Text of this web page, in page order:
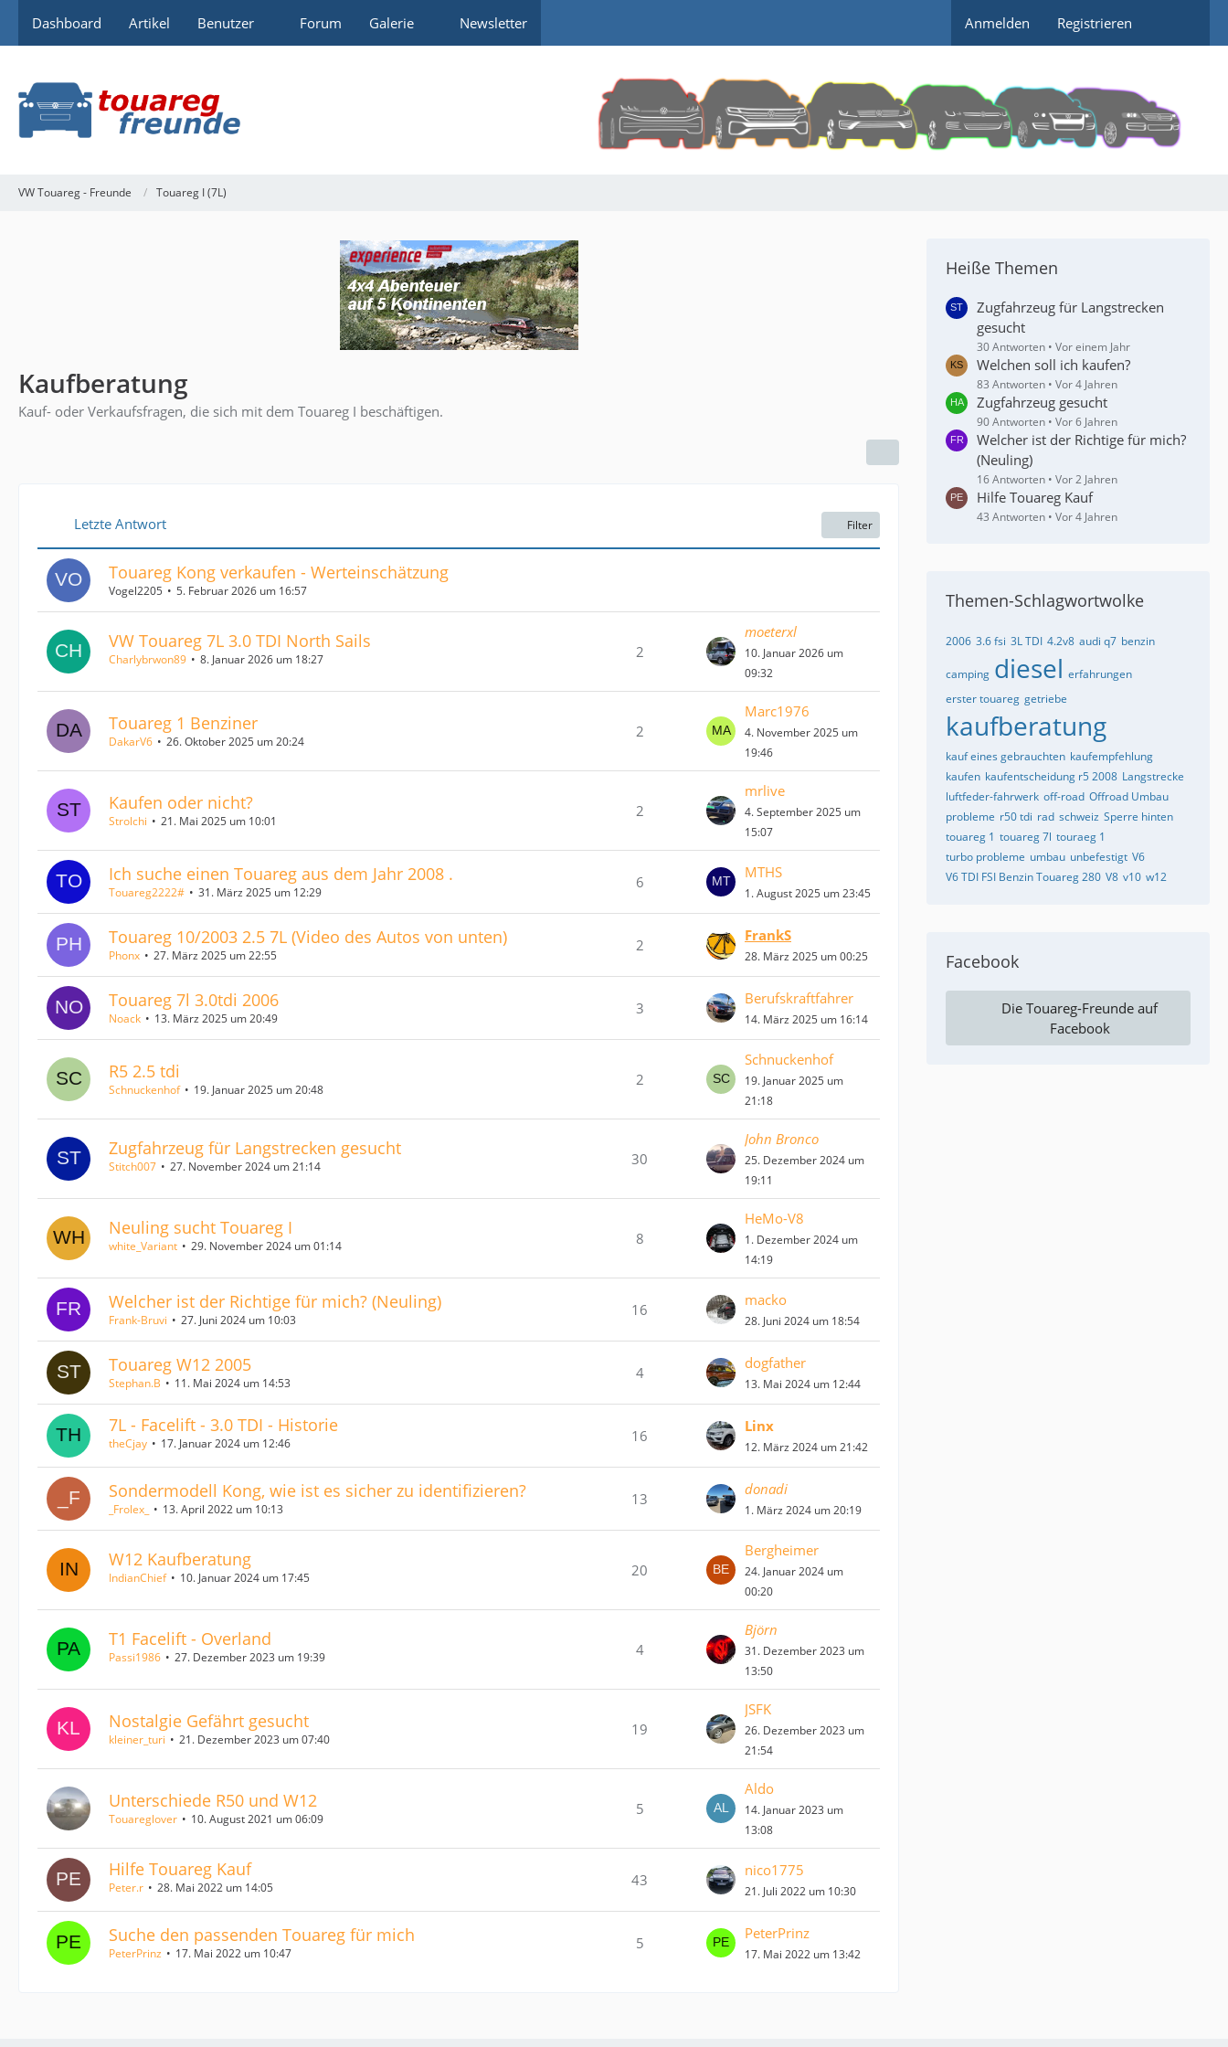
Dashboard Artikel Benutzer Forum Galerie Newsletter Anmelden Registrieren
VW Touareg - Freunde Touareg I (7L)
Kaufberatung
Kauf- oder Verkaufsfragen, die sich mit dem Touareg I beschäftigen.
Letzte Antwort Filter
Touareg Kong verkaufen - Werteinschätzung
Vogel2205 5. Februar 2026 um 16:57
VW Touareg 7L 3.0 TDI North Sails
Charlybrwon89 8. Januar 2026 um 18:27 2
moeterxl
10. Januar 2026 um
09:32
Touareg 1 Benziner
DakarV6 26. Oktober 2025 um 20:24
2
Marc1976
4. November 2025 um
19:46
Kaufen oder nicht?
Strolchi 21. Mai 2025 um 10:01
2
mrlive
4. September 2025 um
15:07
Ich suche einen Touareg aus dem Jahr 2008 .
Touareg2222# 31. März 2025 um 12:29
6
MTHS
1. August 2025 um 23:45
Touareg 10/2003 2.5 7L (Video des Autos von unten)
Phonx 27. März 2025 um 22:55
2
FrankS
28. März 2025 um 00:25
Touareg 7l 3.0tdi 2006
Noack 13. März 2025 um 20:49
3
Berufskraftfahrer
14. März 2025 um 16:14
R5 2.5 tdi
Schnuckenhof 19. Januar 2025 um 20:48
2
Schnuckenhof
19. Januar 2025 um
21:18
Zugfahrzeug für Langstrecken gesucht
Stitch007 27. November 2024 um 21:14 30
John Bronco
25. Dezember 2024 um
19:11
Neuling sucht Touareg I
white_Variant 29. November 2024 um 01:14 8
HeMo-V8
1. Dezember 2024 um
14:19
Welcher ist der Richtige für mich? (Neuling)
Frank-Bruvi 27. Juni 2024 um 10:03
16
macko
28. Juni 2024 um 18:54
Touareg W12 2005
Stephan.B 11. Mai 2024 um 14:53
4
dogfather
13. Mai 2024 um 12:44
7L - Facelift - 3.0 TDI - Historie
theCjay 17. Januar 2024 um 12:46 16
Linx
12. März 2024 um 21:42
Sondermodell Kong, wie ist es sicher zu identifizieren?
_Frolex_ 13. April 2022 um 10:13
13
donadi
1. März 2024 um 20:19
W12 Kaufberatung
IndianChief 10. Januar 2024 um 17:45 20
Bergheimer
24. Januar 2024 um
00:20
T1 Facelift - Overland
Passi1986 27. Dezember 2023 um 19:39 4
Björn
31. Dezember 2023 um
13:50
Nostalgie Gefährt gesucht
kleiner_turi 21. Dezember 2023 um 07:40
19
JSFK
26. Dezember 2023 um
21:54
Unterschiede R50 und W12
Touareglover 10. August 2021 um 06:09
5
Aldo
14. Januar 2023 um
13:08
Hilfe Touareg Kauf
Peter.r 28. Mai 2022 um 14:05 43
nico1775
21. Juli 2022 um 10:30
Suche den passenden Touareg für mich
PeterPrinz 17. Mai 2022 um 10:47
5
PeterPrinz
17. Mai 2022 um 13:42
Heiße Themen
Zugfahrzeug für Langstrecken
gesucht
30 Antworten Vor einem Jahr
Welchen soll ich kaufen?
83 Antworten Vor 4 Jahren
Zugfahrzeug gesucht
90 Antworten Vor 6 Jahren
Welcher ist der Richtige für mich?
(Neuling)
16 Antworten Vor 2 Jahren
Hilfe Touareg Kauf
43 Antworten Vor 4 Jahren
Themen-Schlagwortwolke
2006 3.6 fsi 3L TDI 4.2v8 audi q7 benzin
camping diesel erfahrungen
erster touareg getriebe
kaufberatung
kauf eines gebrauchten kaufempfehlung
kaufen kaufentscheidung r5 2008 Langstrecke
luftfeder-fahrwerk off-road Offroad Umbau
probleme r50 tdi rad schweiz Sperre hinten
touareg 1 touareg 7l touraeg 1
turbo probleme umbau unbefestigt V6
V6 TDI FSI Benzin Touareg 280 V8 v10 w12
Facebook
Die Touareg-Freunde auf
Facebook